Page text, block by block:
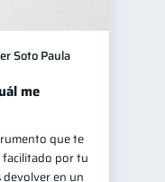
Soto Paula
me
que te
facilitado por tu
en un